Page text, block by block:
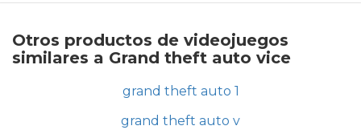
Otros productos de videojuegos
similares a Grand theft auto vice
grand theft auto 1
grand theft auto v